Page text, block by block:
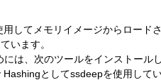
用してメモリイメージからロー
います。
は、次のツールをインストール
としてssdeepを使用してい